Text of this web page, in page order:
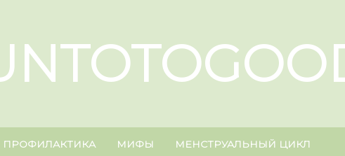
ПРОФИЛАКТИКА МИФЫ МЕНСТРУАЛЬНЫЙ ЦИКЛ